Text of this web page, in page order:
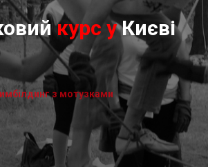
курс уКиєві
з мотузками